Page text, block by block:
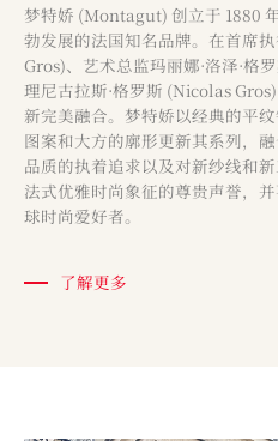
梦特娇 (Montagut) 创立于 1880
勃发展的法国知名品牌。在首席
Gros)、艺术总监玛丽娜·洛泽·格
理尼古拉斯·格罗斯 (Nicolas
新完美融合。梦特娇以经典的平
图案和大方的廓形更新其系列，
品质的执着追求以及对新纱线和
法式优雅时尚象征的尊贵声誉，
球时尚爱好者。
了解更多